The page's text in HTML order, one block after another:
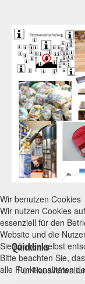
Quicklinks
Für
Wir benutzen Cookies
Wir nutzen Cookies
essenziell für den
Website und die
Sie können selbst
Bitte beachten Sie,
alle Funktionalitäten